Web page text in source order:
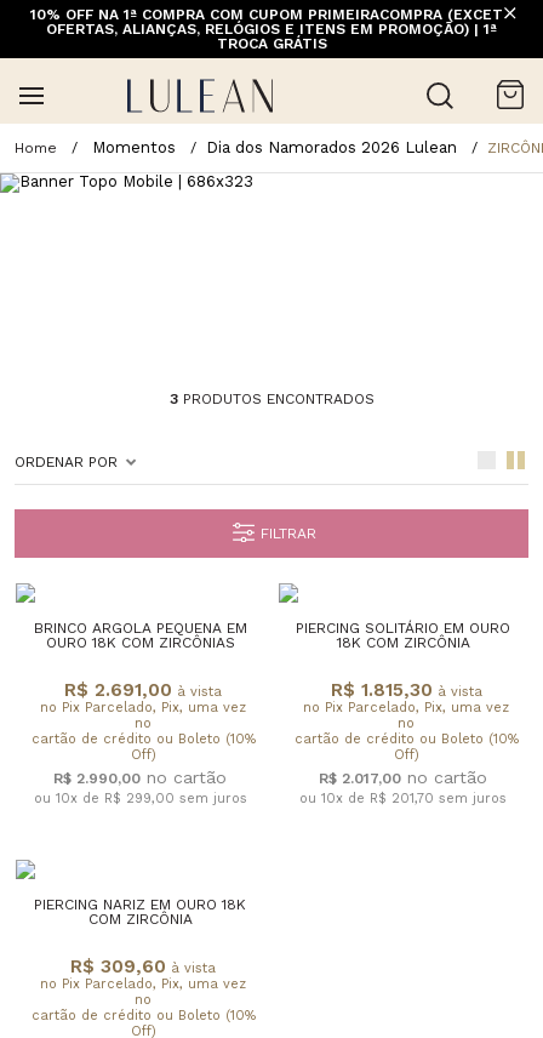
10% OFF NA 1ª COMPRA COM CUPOM PRIMEIRACOMPRA (EXCETO
OFERTAS, ALIANÇAS, RELÓGIOS E ITENS EM PROMOÇÃO) | 1ª
TROCA GRÁTIS
Momentos Dia dos Namorados 2026 Lulean
3PRODUTOS ENCONTRADOS
ORDENAR POR
FILTRAR
BRINCO ARGOLA PEQUENA EM
OURO 18K COM ZIRCÔNIAS
R$ 2.691,00 à vista
no Pix Parcelado, Pix, uma vez
no
cartão de crédito ou Boleto (10%
Off)
R$ 2.990,00
ou 10x de R$ 299,00 sem juros
PIERCING SOLITÁRIO EM OURO
18K COM ZIRCÔNIA
R$ 1.815,30 à vista
no Pix Parcelado, Pix, uma vez
no
cartão de crédito ou Boleto (10%
Off)
R$ 2.017,00
ou 10x de R$ 201,70 sem juros
PIERCING NARIZ EM OURO 18K
COM ZIRCÔNIA
R$ 309,60 à vista
no Pix Parcelado, Pix, uma vez
no
cartão de crédito ou Boleto (10%
Off)